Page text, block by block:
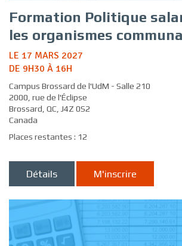
Formation Politique
les organismes
LE 17 MARS 2027
DE 9H30 À 16H
Campus Brossard de l'UdM - Salle 210
2000, rue de l'Éclipse
Brossard, QC, J4Z 0S2
Canada
Places restantes : 12
Détails M'inscrire